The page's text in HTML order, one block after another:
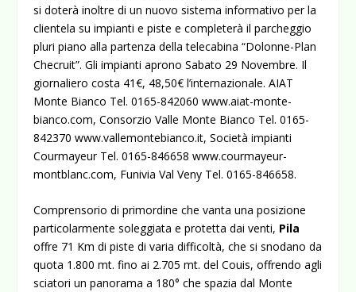
si doterà inoltre di un nuovo sistema informativo per la
clientela su impianti e piste e completerà il parcheggio
pluri piano alla partenza della telecabina “Dolonne-Plan
Checruit”. Gli impianti aprono Sabato 29 Novembre. Il
giornaliero costa 41€, 48,50€ l’internazionale. AIAT
Monte Bianco Tel. 0165-842060www.aiat-monte-
bianco.com, Consorzio Valle Monte Bianco Tel. 0165-
842370www.vallemontebianco.it, Società impianti
Courmayeur Tel. 0165-846658www.courmayeur-
montblanc.com, Funivia Val Veny Tel. 0165-846658.
Comprensorio di primordine che vanta una posizione
particolarmente soleggiata e protetta dai venti, Pila
offre 71 Km di piste di varia difficoltà, che si snodano da
quota 1.800 mt. fino ai 2.705 mt. del Couis, offrendo agli
sciatori un panorama a 180° che spazia dal Monte